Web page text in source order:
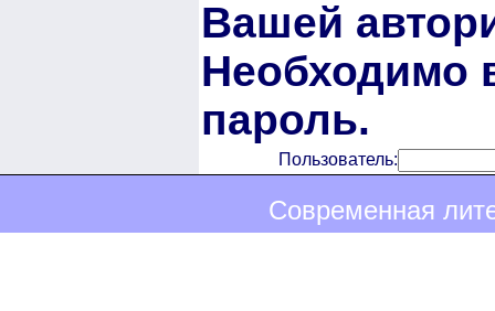
Вашей
Необходимо
пароль.
Пользователь:
Современная